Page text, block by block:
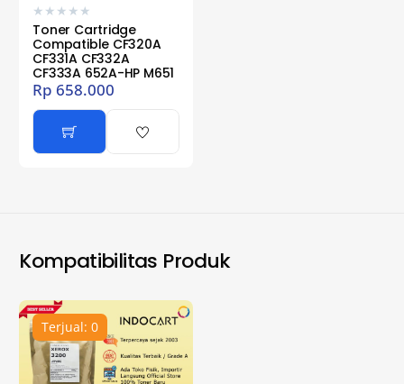
★ ★ ★ ★ ★
Toner Cartridge
Compatible CF320A
CF331A CF332A
CF333A 652A-HP M651
Rp 658.000
Kompatibilitas Produk
Terjual: 0